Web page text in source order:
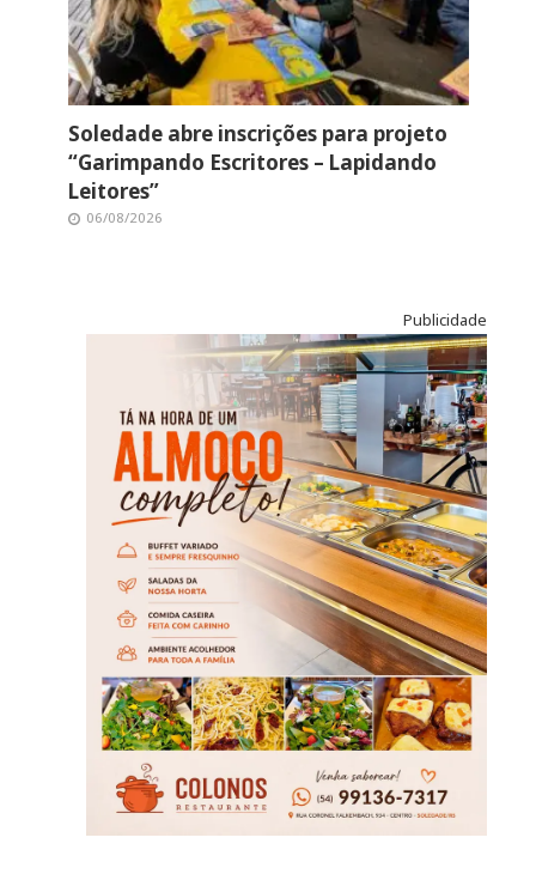
Soledade abre inscrições para projeto
“Garimpando Escritores – Lapidando
Leitores”
06/08/2026
Publicidade